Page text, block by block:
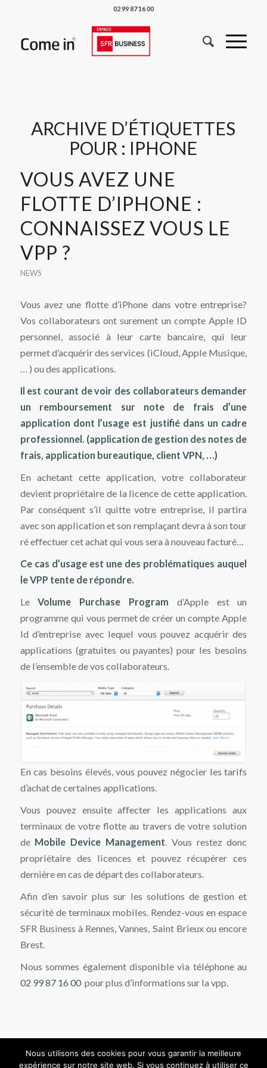
02 99 87 16 00
ARCHIVE D’ÉTIQUETTES
POUR : IPHONE
VOUS AVEZ UNE
FLOTTE D’IPHONE :
CONNAISSEZ VOUS LE
VPP ?
NEWS
Vous avez une flotte d’iPhone dans votre entreprise?
Vos collaborateurs ont surement un compte Apple ID
personnel, associé à leur carte bancaire, qui leur
permet d’acquérir des services (iCloud, Apple Musique,
… ) ou des applications.
Il est courant de voir des collaborateurs demander
un remboursement sur note de frais d’une
application dont l’usage est justifié dans un cadre
professionnel. (application de gestion des notes de
frais, application bureautique, client VPN, …)
En achetant cette application, votre collaborateur
devient propriétaire de la licence de cette application.
Par conséquent s’il quitte votre entreprise, il partira
avec son application et son remplaçant devra à son tour
ré effectuer cet achat qui vous sera à nouveau facturé…
Ce cas d’usage est une des problématiques auquel
le VPP tente de répondre.
LeVolume Purchase Program d’Apple est un
programme qui vous permet de créer un compte Apple
Id d’entreprise avec lequel vous pouvez acquérir des
applications (gratuites ou payantes) pour les besoins
de l’ensemble de vos collaborateurs.
En cas besoins élevés, vous pouvez négocier les tarifs
d’achat de certaines applications.
Vous pouvez ensuite affecter les applications aux
terminaux de votre flotte au travers de votre solution
de Mobile Device Management . Vous restez donc
propriétaire des licences et pouvez récupérer ces
dernière en cas de départ des collaborateurs.
Afin d’en savoir plus sur les solutions de gestion et
sécurité de terminaux mobiles. Rendez-vous en espace
SFR Business à Rennes, Vannes, Saint Brieux ou encore
Brest.
Nous sommes également disponible via téléphone au
02 99 87 16 00 pour plus d’informations sur la vpp.
Nous utilisons des cookies pour vous garantir la meilleure
expérience sur notre site web. Si vous continuez à utiliser ce